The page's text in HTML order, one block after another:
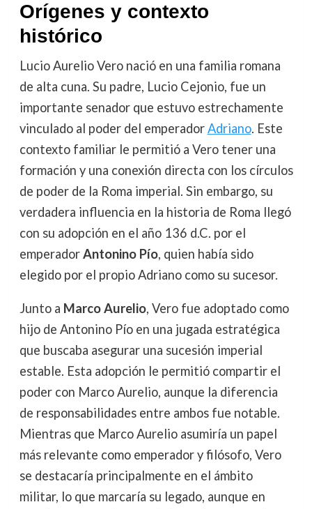
Orígenes y contexto
histórico
Lucio Aurelio Vero nació en una familia romana
de alta cuna. Su padre, Lucio Cejonio, fue un
importante senador que estuvo estrechamente
vinculado al poder del emperadorAdriano. Este
contexto familiar le permitió a Vero tener una
formación y una conexión directa con los círculos
de poder de la Roma imperial. Sin embargo, su
verdadera influencia en la historia de Roma llegó
con su adopción en el año 136 d.C. por el
emperadorAntonino Pío, quien había sido
elegido por el propio Adriano como su sucesor.
Junto a Marco Aurelio, Vero fue adoptado como
hijo de Antonino Pío en una jugada estratégica
que buscaba asegurar una sucesión imperial
estable. Esta adopción le permitió compartir el
poder con Marco Aurelio, aunque la diferencia
de responsabilidades entre ambos fue notable.
Mientras que Marco Aurelio asumiría un papel
más relevante como emperador y filósofo, Vero
se destacaría principalmente en el ámbito
militar, lo que marcaría su legado, aunque en